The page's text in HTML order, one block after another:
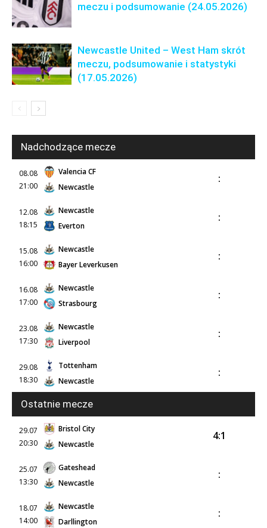
meczu i podsumowanie (24.05.2026)
Newcastle United – West Ham skrót
meczu, podsumowanie i statystyki
(17.05.2026)
Nadchodzące mecze
08.08
21:00
Valencia CF
Newcastle
:
12.08
18:15
Newcastle
Everton
:
15.08
16:00
Newcastle
Bayer Leverkusen
:
16.08
17:00
Newcastle
Strasbourg
:
23.08
17:30
Newcastle
Liverpool
:
29.08
18:30
Tottenham
Newcastle
:
Ostatnie mecze
29.07
20:30
Bristol City
Newcastle
4:1
25.07
13:30
Gateshead
Newcastle
:
18.07
14:00
Newcastle
Darllington
: